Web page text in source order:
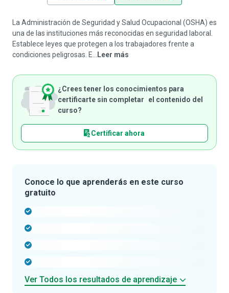
La Administración de Seguridad y Salud Ocupacional (OSHA) es
una de las instituciones más reconocidas en seguridad laboral.
Establece leyes que protegen a los trabajadores frente a
condiciones peligrosas. E...
Leer más
¿Crees tener los conocimientos para
certificarte sin completar el contenido del
curso?
Certificar ahora
Conoce lo que aprenderás en este curso
gratuito
Ver Todos los resultados de aprendizaje